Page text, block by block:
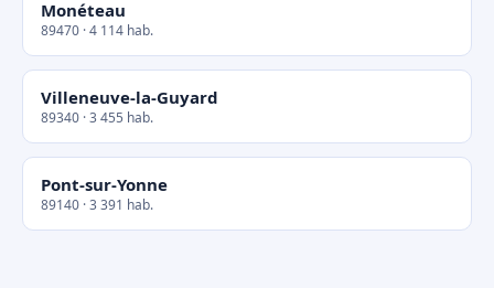
Monéteau
89470 · 4 114 hab.
Villeneuve-la-Guyard
89340 · 3 455 hab.
Pont-sur-Yonne
89140 · 3 391 hab.